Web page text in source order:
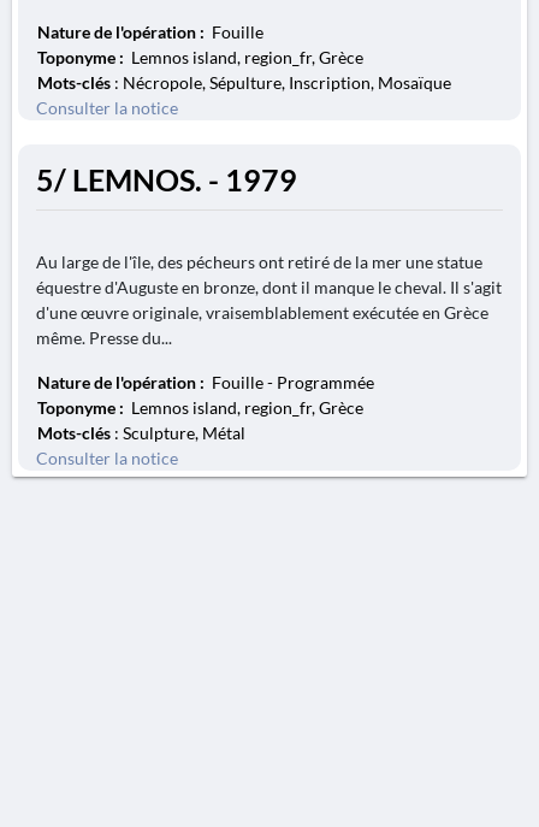
Nature de l'opération : Fouille
Toponyme : Lemnos island, region_fr, Grèce
Mots-clés : Nécropole, Sépulture, Inscription, Mosaïque
Consulter la notice
5/ LEMNOS. - 1979
Au large de l'île, des pécheurs ont retiré de la mer une statue
équestre d'Auguste en bronze, dont il manque le cheval. Il s'agit
d'une œuvre originale, vraisemblablement exécutée en Grèce
même. Presse du...
Nature de l'opération : Fouille - Programmée
Toponyme : Lemnos island, region_fr, Grèce
Mots-clés : Sculpture, Métal
Consulter la notice